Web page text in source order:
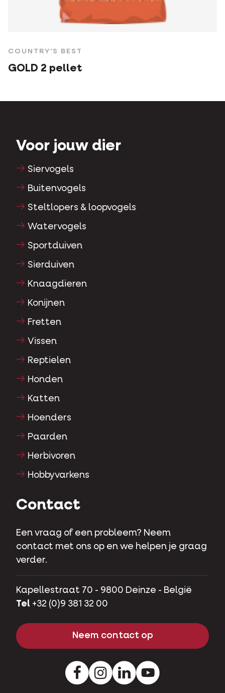
COUNTRY'S BEST
GOLD 2 pellet
Voor jouw dier
Siervogels
Buitenvogels
Steltlopers & loopvogels
Watervogels
Sportduiven
Sierduiven
Knaagdieren
Konijnen
Fretten
Vissen
Reptielen
Honden
Katten
Hoenders
Paarden
Herbivoren
Hobbyvarkens
Contact
Een vraag of een probleem? Neem
contact met ons op en we helpen je graag
verder.
Kapellestraat 70 - 9800 Deinze - België
Tel +32 (0)9 381 32 00
Neem contact op
FacebookInstagramLinkedInYoutube